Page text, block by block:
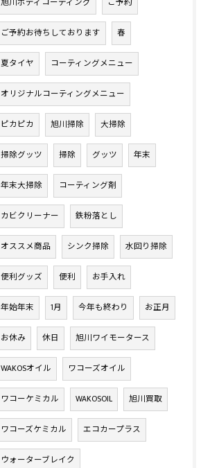
旭川ボディコーティング ご予約
ご予約お待ちしております 春
夏タイヤ コーティングメニュー
オリジナルコーティングメニュー
ピカピカ 旭川掃除 大掃除
掃除グッツ 掃除 グッツ 年末
年末大掃除 コーティング剤
カビクリーナー 鉄粉落とし
オススメ商品 シンク掃除 水回り掃除
便利グッズ 便利 お手入れ
年始年末 1月 今年も終わり お正月
お休み 休日 旭川ワイモータース
WAKOSオイル ワコーズオイル
ワコーケミカル WAKOSOIL 旭川買取
ワコーズケミカル エコカープラス
ウォーターブレイク